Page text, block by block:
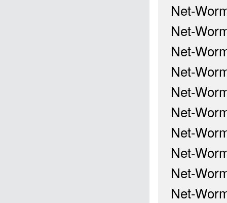
Net-
Net-
Net-
Net-
Net-
Net-
Net-
Net-
Net-
Net-